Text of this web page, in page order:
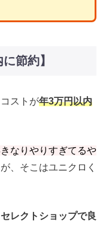
節約】
ストが年3万円以内
なりやりすぎてるや
、そこはユニクロく
レクトショップで良